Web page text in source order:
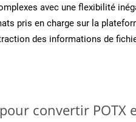
avec une flexibilité
pris en charge sur la
des informations de
convertir POTX